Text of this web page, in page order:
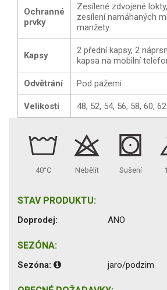
Ochranné
prvky
Zesílené zdvojené
zesílení namáhaných
manžety
Kapsy
2 přední kapsy, 2
kapsa na mobilní
Odvětrání Pod pažemi
Velikosti 48, 52, 54, 56, 58, 60, 62
40°C Nebělit Sušení
STAV PRODUKTU:
Doprodej: ANO
SEZÓNA:
Sezóna: jaro/podzim